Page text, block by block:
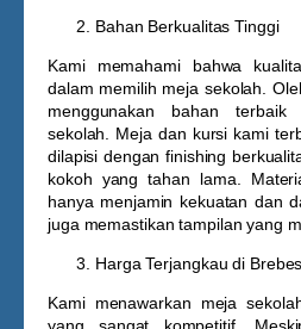
Bahan Berkualitas Tinggi
Kami memahami bahwa
dalam memilih meja sekolah.
menggunakan bahan
sekolah. Meja dan kursi kami
dilapisi dengan finishing
kokoh yang tahan lama.
hanya menjamin kekuatan dan
juga memastikan tampilan yang
Harga Terjangkau di Brebes
Kami menawarkan meja